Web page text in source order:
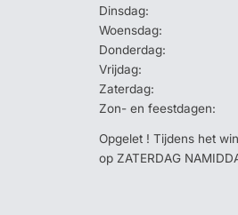
Dinsdag:
Woensdag:
Donderdag:
Vrijdag:
Zaterdag:
Zon- en feestdagen:
Opgelet ! Tijdens het
op ZATERDAG